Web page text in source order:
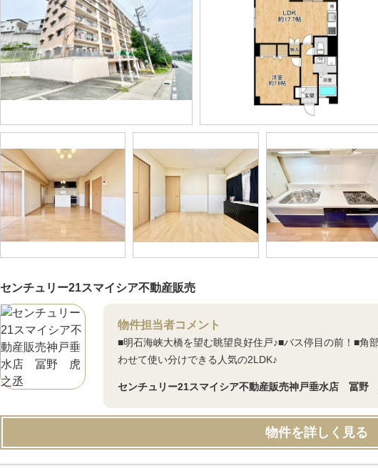
センチュリー21スマイシア不動産販売
物件担当者コメント
■明石海峡大橋を望む眺望良好住戸♪■バス停目の前！■角
わせて使い分けできる人気の2LDK♪
センチュリー21スマイシア不動産販売神戸垂水店 冨野
物件を詳しく見る